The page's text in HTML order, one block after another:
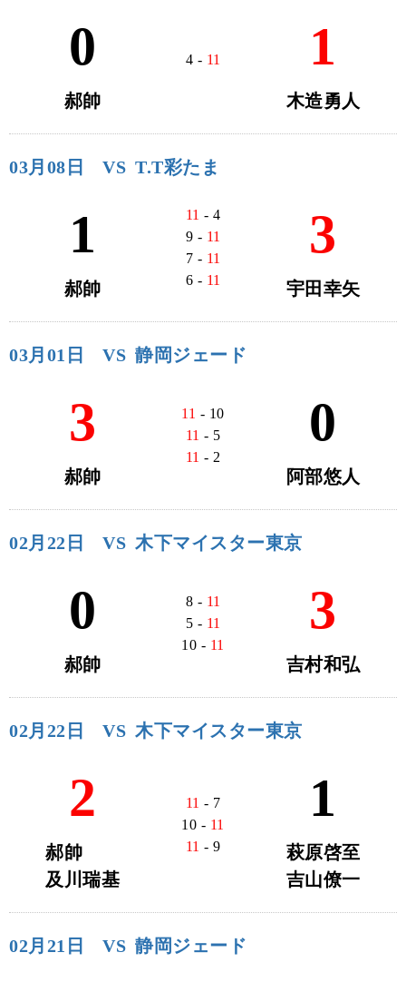
0
郝帥
4 - 11 1
木造勇人
03月08日 VS T.T彩たま
1
郝帥
11 - 4
9 - 11
7 - 11
6 - 11
3
宇田幸矢
03月01日 VS 静岡ジェード
3
郝帥
11 - 10
11 - 5
11 - 2
0
阿部悠人
02月22日 VS 木下マイスター東京
0
郝帥
8 - 11
5 - 11
10 - 11
3
吉村和弘
02月22日 VS 木下マイスター東京
2
郝帥
及川瑞基
11 - 7
10 - 11
11 - 9
1
萩原啓至
吉山僚一
02月21日 VS 静岡ジェード